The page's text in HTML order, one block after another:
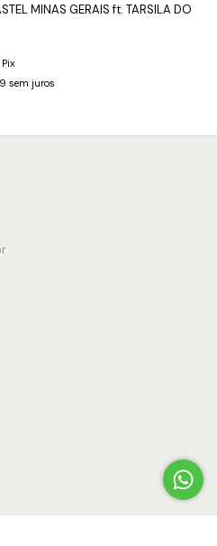
MINAS GERAIS ft. TARSILA DO
Pix
sem juros